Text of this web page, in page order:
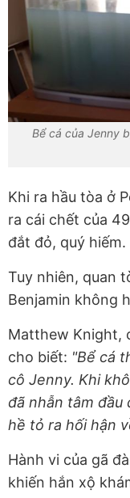
Bể cá của Jenny
Khi ra hầu tòa ở
ra cái chết của
đắt đỏ, quý hiếm.
Tuy nhiên, quan
Benjamin không
Matthew Knight,
cho biết: "Bể cá
cô Jenny. Khi
đã nhẫn tâm đầu
hề tỏ ra hối hận
Hành vi của gã
khiến hắn xộ